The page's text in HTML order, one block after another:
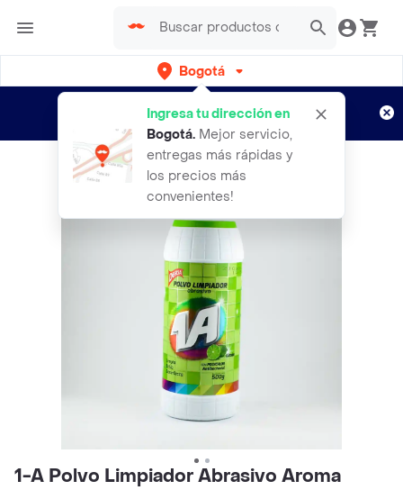
Bogotá
Ingresa tu dirección en
Bogotá. Mejor servicio,
entregas más rápidas y
los precios más
convenientes!
envíos gratis por semanas
Aplican TyC
1-A Polvo Limpiador Abrasivo Aroma